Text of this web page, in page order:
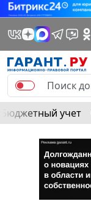
Бюджетный учет